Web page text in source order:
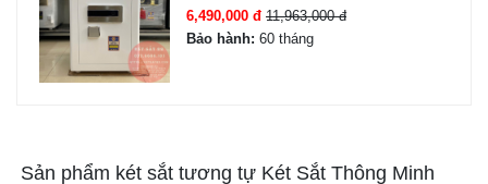
6,490,000 đ 11,963,000 đ
Bảo hành: 60 tháng
Sản phẩm két sắt tương tự Két Sắt Thông Minh